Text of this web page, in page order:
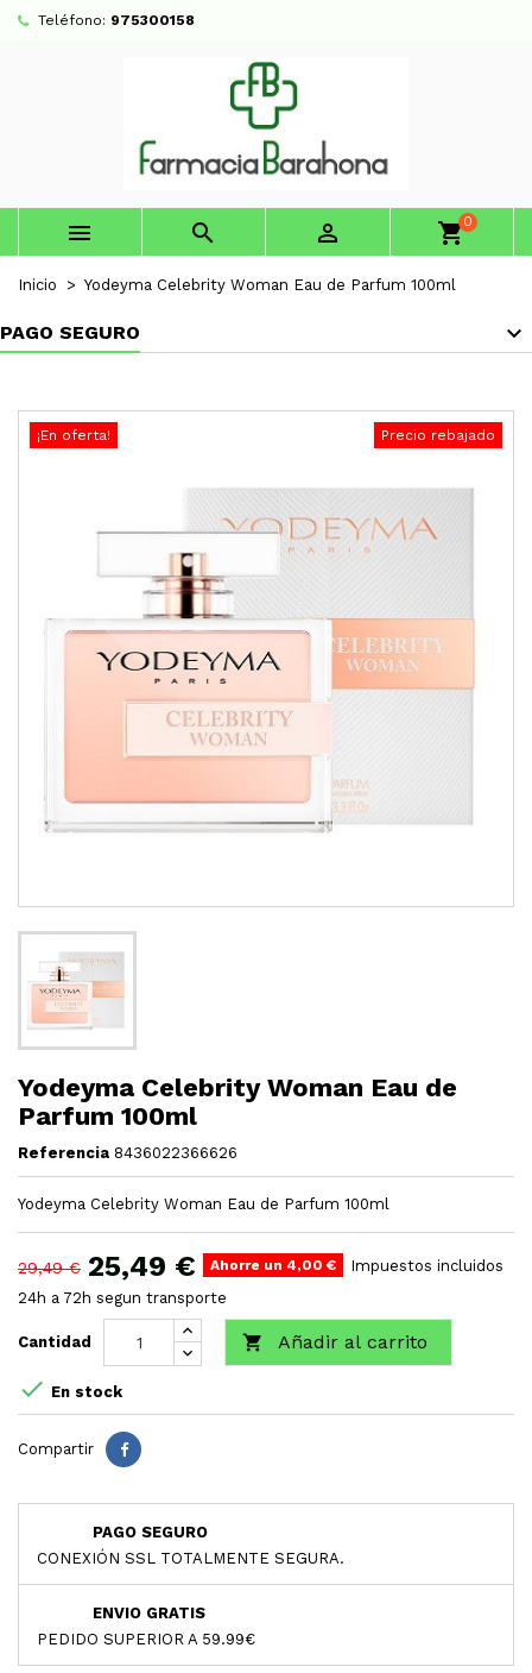
Teléfono: 975300158
   shopping_cart0
Inicio Yodeyma Celebrity Woman Eau de Parfum 100ml
PAGO SEGURO
¡En oferta! Precio rebajado
Yodeyma Celebrity Woman Eau de
Parfum 100ml
Referencia 8436022366626
Yodeyma Celebrity Woman Eau de Parfum 100ml
29,49 € 25,49 € Ahorre un 4,00 €
Impuestos incluidos
24h a 72h segun transporte
Cantidad  Añadir al carrito
 En stock
Compartir
PAGO SEGURO
CONEXIÓN SSL TOTALMENTE SEGURA.
ENVIO GRATIS
PEDIDO SUPERIOR A 59.99€